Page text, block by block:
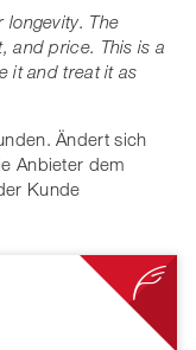
longevity. The
and price. This is a
it and treat it as
Ändert sich
Anbieter dem
Kunde